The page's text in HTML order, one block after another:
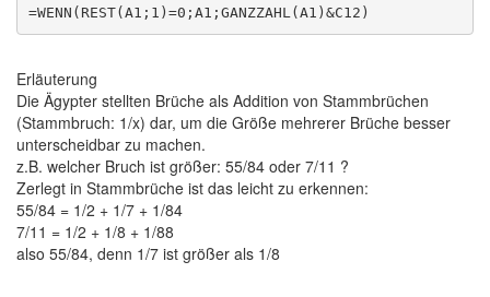
Erläuterung
Die Ägypter stellten Brüche als Addition von Stammbrüchen
(Stammbruch: 1/x) dar, um die Größe mehrerer Brüche besser
unterscheidbar zu machen.
z.B. welcher Bruch ist größer: 55/84 oder 7/11 ?
Zerlegt in Stammbrüche ist das leicht zu erkennen:
55/84 = 1/2 + 1/7 + 1/84
7/11 = 1/2 + 1/8 + 1/88
also 55/84, denn 1/7 ist größer als 1/8